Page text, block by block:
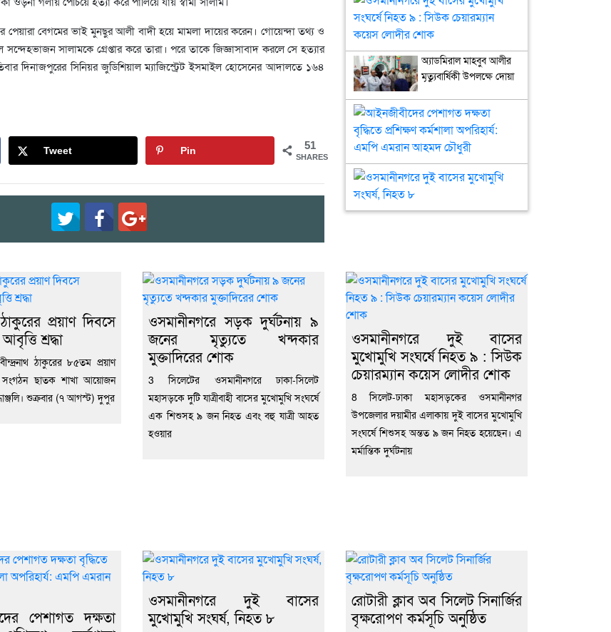
বেগমের ভাই মুনছুর আলী বাদী হয়ে মামলা দায়ের করেন। গোয়েন্দা তথ্য ও
সন্দেহভাজন সালামকে গ্রেপ্তার করে তারা। পরে তাকে জিজ্ঞাসাবাদ করলে সে হত্যার
দিনাজপুরের সিনিয়র জুডিশিয়াল ম্যাজিস্ট্রেট ইসমাইল হোসেনের আদালতে ১৬৪
51
SHARES
Tweet Pin
শোক
অ্যাডমিরাল মাহবুব আলীর
মৃত্যুবার্ষিকী উপলক্ষে দোয়া
ঠাকুরের প্রয়াণ দিবসে
শ্রদ্ধা
ঠাকুরের ৮৫তম প্রয়াণ
সংগঠন ছাতক শাখা আয়োজন
শুক্রবার (৭ আগস্ট) দুপুর
ওসমানীনগরে সড়ক দুর্ঘটনায় ৯
জনের মৃত্যুতে খন্দকার
মুক্তাদিরের শোক
3 সিলেটের ওসমানীনগরে ঢাকা-সিলেট
মহাসড়কে দুটি যাত্রীবাহী বাসের মুখোমুখি সংঘর্ষে
এক শিশুসহ ৯ জন নিহত এবং বহু যাত্রী আহত
হওয়ার
ওসমানীনগরে দুই বাসের
মুখোমুখি সংঘর্ষে নিহত ৯ : সিউক
চেয়ারম্যান কয়েস লোদীর শোক
8 সিলেট-ঢাকা মহাসড়কের ওসমানীনগর
উপজেলার দয়ামীর এলাকায় দুই বাসের মুখোমুখি
সংঘর্ষে শিশুসহ অন্তত ৯ জন নিহত হয়েছেন। এ
মর্মান্তিক দুর্ঘটনায়
পেশাগত দক্ষতা
ওসমানীনগরে দুই বাসের
মুখোমুখি সংঘর্ষ, নিহত ৮
রোটারী ক্লাব অব সিলেট সিনার্জির
বৃক্ষরোপণ কর্মসূচি অনুষ্ঠিত